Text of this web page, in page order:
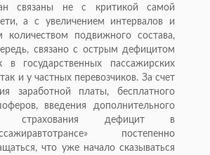
связаны не с критикой самой
а с увеличением интервалов и
количеством подвижного состава,
связано с острым дефицитом
в государственных пассажирских
и у частных перевозчиков. За счет
заработной платы, бесплатного
введения дополнительного
страхования дефицит в
постепенно
что уже начало сказываться